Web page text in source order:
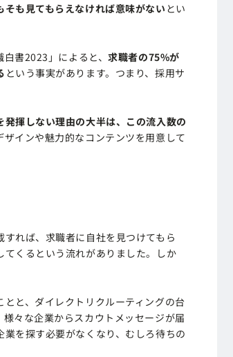
そも見てもらえなければ意味がないとい
白書2023」によると、求職者の75%が
という事実があります。つまり、採用サ
揮しない理由の大半は、この流入数の
インや魅力的なコンテンツを用意して
れば、求職者に自社を見つけてもら
くるという流れがありました。しか
と、ダイレクトリクルーティングの台
々な企業からスカウトメッセージが届
を探す必要がなくなり、むしろ待ちの